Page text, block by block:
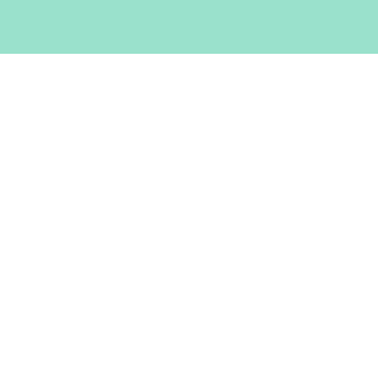
direct